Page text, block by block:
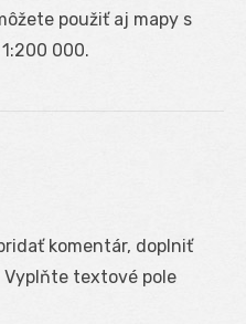
použiť aj mapy s
000.
komentár, doplniť
textové pole